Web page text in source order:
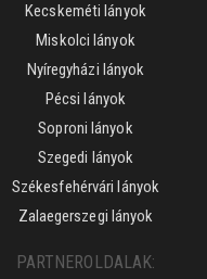
Kecskeméti lányok
Miskolci lányok
Nyíregyházi lányok
Pécsi lányok
Soproni lányok
Szegedi lányok
Székesfehérvári lányok
Zalaegerszegi lányok
PARTNEROLDALAK: